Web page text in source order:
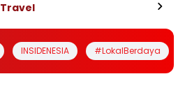
Travel
INSIDENESIA #LokalBerdaya